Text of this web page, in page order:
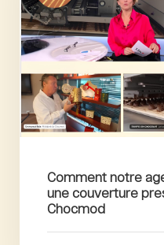
Comment notre
une couverture
Chocmod